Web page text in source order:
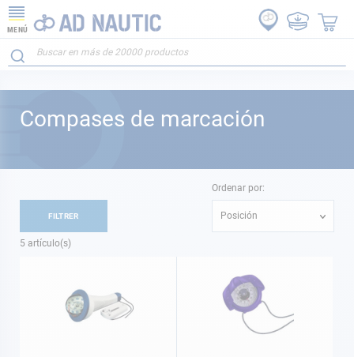
MENÚ
Compases de marcación
5 artículo(s)
Ordenar por:
Posición
FILTRER